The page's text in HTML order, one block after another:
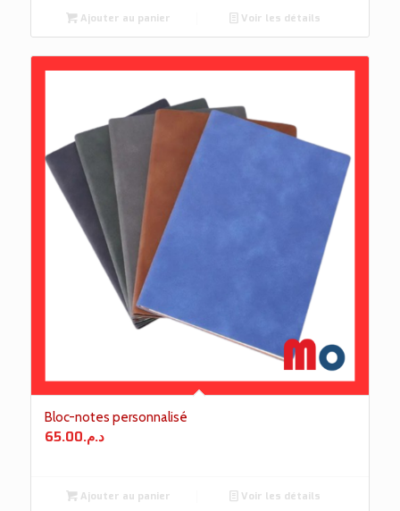
Ajouter au panier Voir les détails
Bloc-notes personnalisé
د.م.65.00
Ajouter au panier Voir les détails